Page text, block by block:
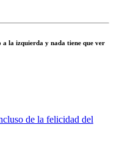
la izquierda y nada tiene que ver
de la felicidad del